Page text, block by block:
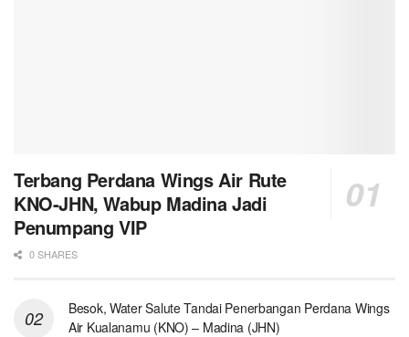
Terbang Perdana Wings Air Rute
KNO-JHN, Wabup Madina Jadi
Penumpang VIP
0 SHARES
Besok, Water Salute Tandai Penerbangan Perdana Wings
Air Kualanamu (KNO) – Madina (JHN)